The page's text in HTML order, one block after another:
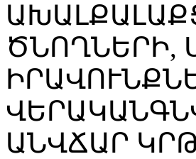
ԾՆՈՂՆԵՐԻ,
ԱՆՎՃԱՐ